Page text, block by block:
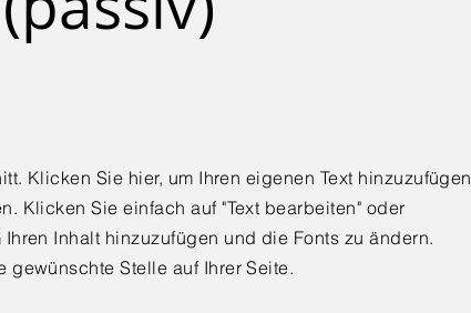
Klicken Sie hier, um Ihren eigenen Text hinzuzufügen
Klicken Sie einfach auf "Text bearbeiten" oder
Inhalt hinzuzufügen und die Fonts zu ändern.
gewünschte Stelle auf Ihrer Seite.